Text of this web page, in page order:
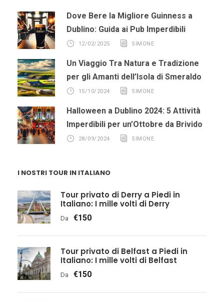
Dove Bere la Migliore Guinness a
Dublino: Guida ai Pub Imperdibili
12/02/2025 SIMONE
Un Viaggio Tra Natura e Tradizione
per gli Amanti dell’Isola di Smeraldo
15/10/2024 SIMONE
Halloween a Dublino 2024: 5 Attività
Imperdibili per un’Ottobre da Brivido
28/09/2024 SIMONE
I NOSTRI TOUR IN ITALIANO
Tour privato di Derry a Piedi in
Italiano: I mille volti di Derry
Da €150
Tour privato di Belfast a Piedi in
Italiano: I mille volti di Belfast
Da €150